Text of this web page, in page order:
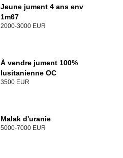
Jeune jument 4 ans env
1m67
2000-3000 EUR
À vendre jument 100%
lusitanienne OC
3500 EUR
Malak d'uranie
5000-7000 EUR